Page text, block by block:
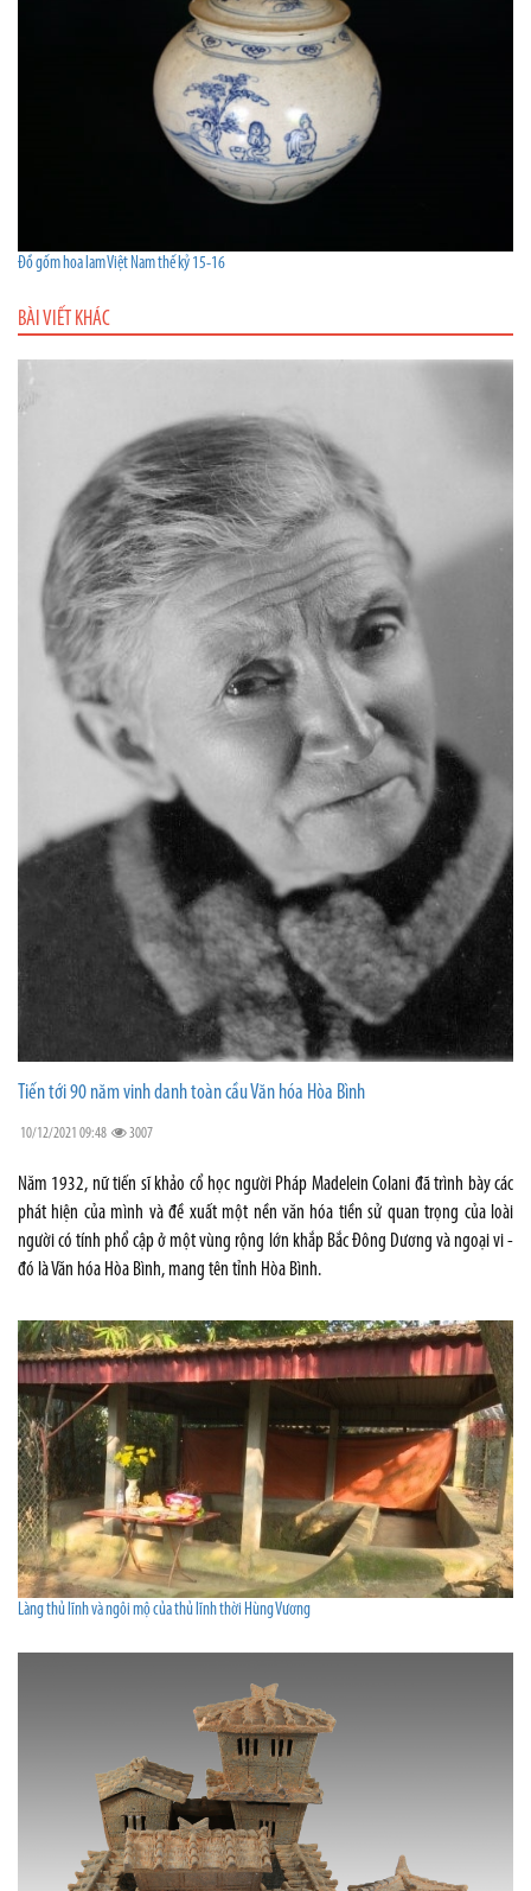
Đồ gốm hoa lam Việt Nam thế kỷ 15-16
BÀI VIẾT KHÁC
Tiến tới 90 năm vinh danh toàn cầu Văn hóa Hòa Bình
10/12/2021 09:48 3007
Năm 1932, nữ tiến sĩ khảo cổ học người Pháp Madelein Colani đã trình bày các
phát hiện của mình và đề xuất một nền văn hóa tiền sử quan trọng của loài
người có tính phổ cập ở một vùng rộng lớn khắp Bắc Đông Dương và ngoại vi -
đó là Văn hóa Hòa Bình, mang tên tỉnh Hòa Bình.
Làng thủ lĩnh và ngôi mộ của thủ lĩnh thời Hùng Vương